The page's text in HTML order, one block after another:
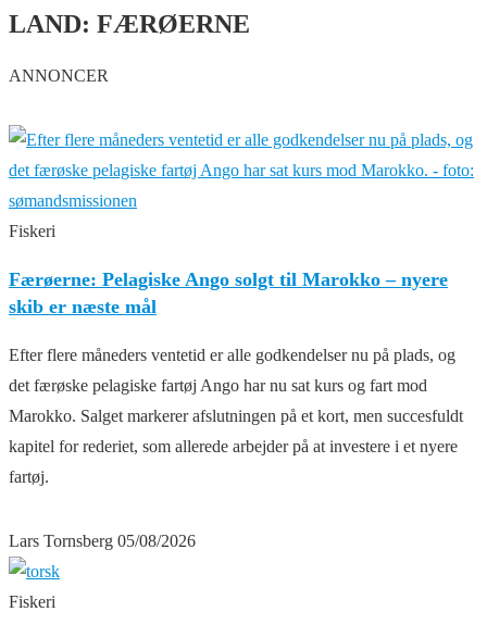
LAND: FÆRØERNE
ANNONCER
Fiskeri
Færøerne: Pelagiske Ango solgt til Marokko – nyere
skib er næste mål
Efter flere måneders ventetid er alle godkendelser nu på plads, og
det færøske pelagiske fartøj Ango har nu sat kurs og fart mod
Marokko. Salget markerer afslutningen på et kort, men succesfuldt
kapitel for rederiet, som allerede arbejder på at investere i et nyere
fartøj.
Lars Tornsberg 05/08/2026
Fiskeri